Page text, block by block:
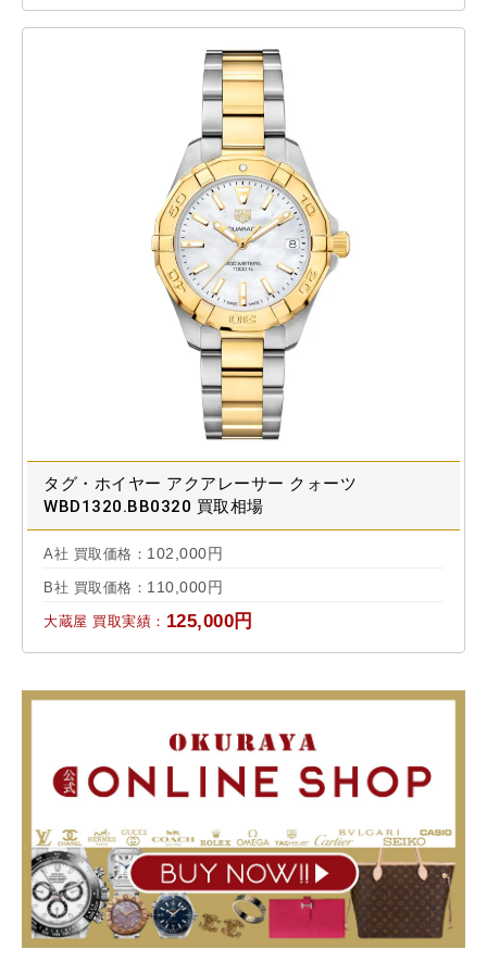
タグ・ホイヤー アクアレーサー クォーツ
WBD1320.BB0320 買取相場
A社 買取価格： 102,000円
B社 買取価格： 110,000円
大蔵屋 買取実績： 125,000円